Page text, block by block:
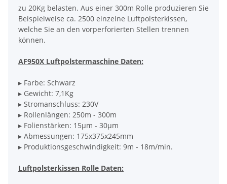
zu 20Kg belasten. Aus einer 300m Rolle produzieren Sie
Beispielweise ca. 2500 einzelne Luftpolsterkissen,
welche Sie an den vorperforierten Stellen trennen
können.
AF950X Luftpolstermaschine Daten:
▸ Farbe: Schwarz
▸ Gewicht: 7,1Kg
▸ Stromanschluss: 230V
▸ Rollenlängen: 250m - 300m
▸ Folienstärken: 15µm - 30µm
▸ Abmessungen: 175x375x245mm
▸ Produktionsgeschwindigkeit: 9m - 18m/min.
Luftpolsterkissen Rolle Daten: